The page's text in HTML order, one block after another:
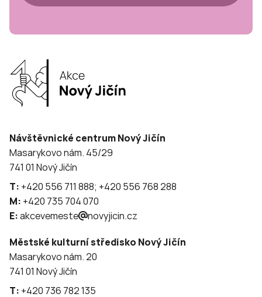
Návštěvnické centrum Nový Jičín
Masarykovo nám. 45/29
741 01 Nový Jičín
T: +420 556 711 888; +420 556 768 288
M: +420 735 704 070
E:akcevemeste novyjicin.cz
Městské kulturní středisko Nový Jičín
Masarykovo nám. 20
741 01 Nový Jičín
T: +420 736 782 135